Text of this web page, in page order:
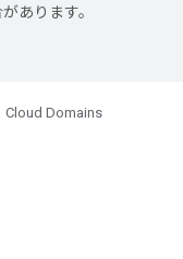
あります。
Cloud Domains